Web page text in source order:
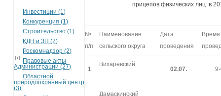
Инвестиции (1)
Конкуренция (1)
Строительство (1)
КДН и ЗП (2)
Роскомнадзор (2)
Правовые акты
Администрации (27)
Областной
природоохранный центр
(3)
прицепов физических лиц в
№
п/п
Наименование
сельского округа
Дата
проведения
Время
1
Вихаревский
02.07.
Дамаскинский